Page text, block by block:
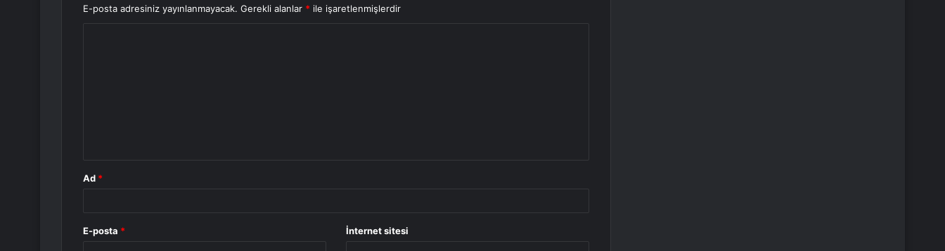
E-posta adresiniz yayınlanmayacak. Gerekli alanlar * ile işaretlenmişlerdir
Ad *
E-posta * İnternet sitesi